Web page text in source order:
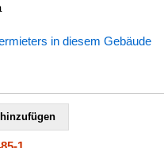
in diesem Gebäude